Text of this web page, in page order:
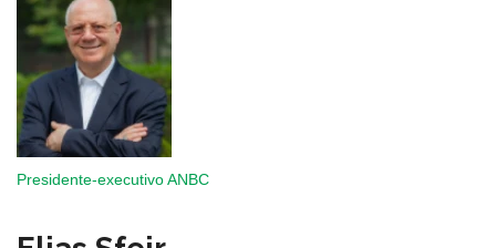
Presidente-executivo ANBC